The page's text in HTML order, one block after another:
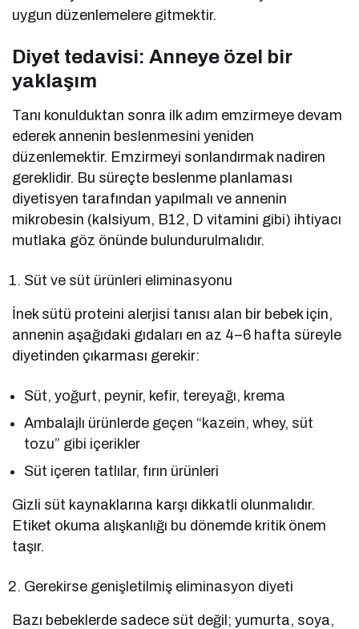
uygun düzenlemelere gitmektir.
Diyet tedavisi: Anneye özel bir
yaklaşım
Tanı konulduktan sonra ilk adım emzirmeye devam
ederek annenin beslenmesini yeniden
düzenlemektir. Emzirmeyi sonlandırmak nadiren
gereklidir. Bu süreçte beslenme planlaması
diyetisyen tarafından yapılmalı ve annenin
mikrobesin (kalsiyum, B12, D vitamini gibi) ihtiyacı
mutlaka göz önünde bulundurulmalıdır.
Süt ve süt ürünleri eliminasyonu
İnek sütü proteini alerjisi tanısı alan bir bebek için,
annenin aşağıdaki gıdaları en az 4–6 hafta süreyle
diyetinden çıkarması gerekir:
Süt, yoğurt, peynir, kefir, tereyağı, krema
Ambalajlı ürünlerde geçen “kazein, whey, süt
tozu” gibi içerikler
Süt içeren tatlılar, fırın ürünleri
Gizli süt kaynaklarına karşı dikkatli olunmalıdır.
Etiket okuma alışkanlığı bu dönemde kritik önem
taşır.
Gerekirse genişletilmiş eliminasyon diyeti
Bazı bebeklerde sadece süt değil; yumurta, soya,